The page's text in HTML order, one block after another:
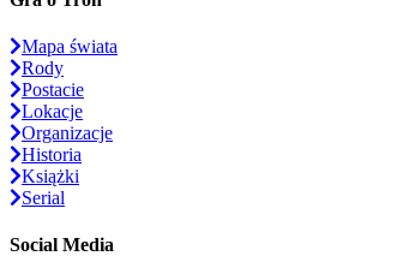
Mapa świata
Rody
Postacie
Lokacje
Organizacje
Historia
Książki
Serial
Social Media